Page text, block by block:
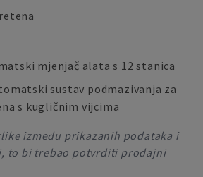
mjenjač alata s 12 stanica
sustav podmazivanja za
s kugličnim vijcima
između prikazanih podataka i
to bi trebao potvrditi prodajni